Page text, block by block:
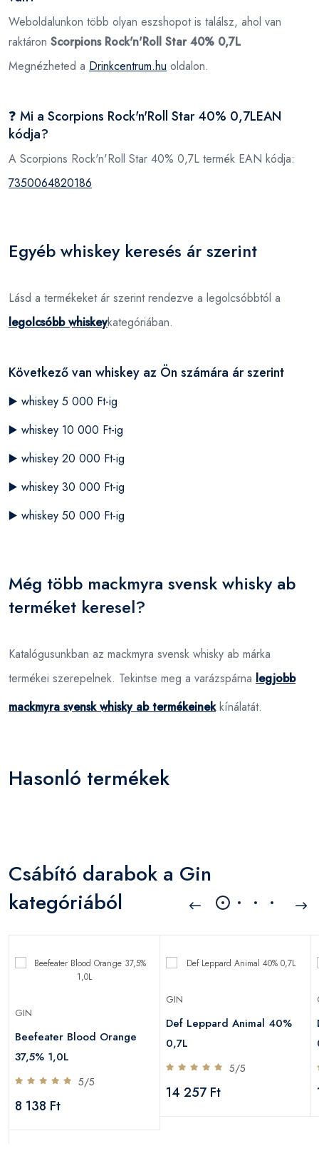
Weboldalunkon több olyan eszshopot is találsz, ahol van
raktáron Scorpions Rock'n'Roll Star 40% 0,7L
Megnézheted a Drinkcentrum.hu oldalon.
❓ Mi a Scorpions Rock'n'Roll Star 40% 0,7LEAN
kódja?
A Scorpions Rock'n'Roll Star 40% 0,7L termék EAN kódja:
7350064820186
Egyéb whiskey keresés ár szerint
Lásd a termékeket ár szerint rendezve a legolcsóbbtól a
legolcsóbb whiskeykategóriában.
Következő van whiskey az Ön számára ár szerint
▶️ whiskey 5 000 Ft-ig
▶️ whiskey 10 000 Ft-ig
▶️ whiskey 20 000 Ft-ig
▶️ whiskey 30 000 Ft-ig
▶️ whiskey 50 000 Ft-ig
Még több mackmyra svensk whisky ab
terméket keresel?
Katalógusunkban az mackmyra svensk whisky ab márka
termékei szerepelnek. Tekintse meg a varázspárna legjobb
mackmyra svensk whisky ab termékeinekkínálatát.
Hasonló termékek
Csábító darabok a Gin
kategóriából
GIN
Beefeater Blood Orange
37,5% 1,0L
5/5
8 138 Ft
GIN
Def Leppard Animal 40%
0,7L
5/5
14 257 Ft